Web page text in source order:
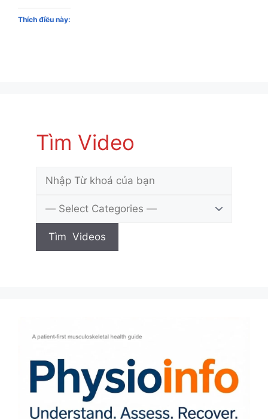
Thích điều này:
Tìm Video